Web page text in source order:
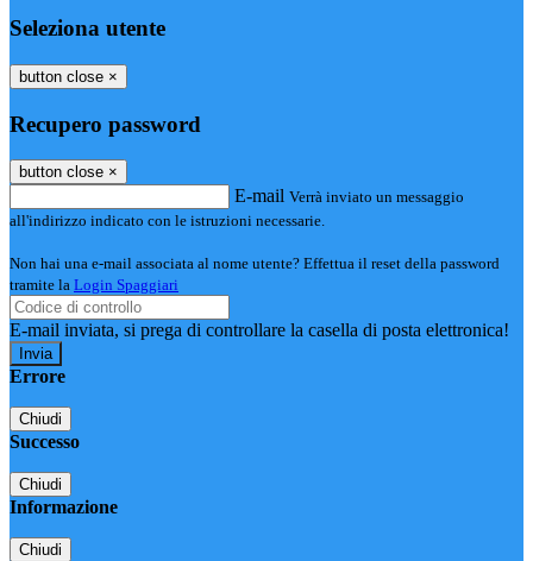
Seleziona utente
button close ×
Recupero password
button close ×
E-mail Verrà inviato un messaggio
all'indirizzo indicato con le istruzioni necessarie.
Non hai una e-mail associata al nome utente? Effettua il reset della password
tramite la Login Spaggiari
E-mail inviata, si prega di controllare la casella di posta elettronica!
Errore
Chiudi
Successo
Chiudi
Informazione
Chiudi